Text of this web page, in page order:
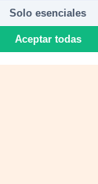
Solo esenciales
Aceptar todas